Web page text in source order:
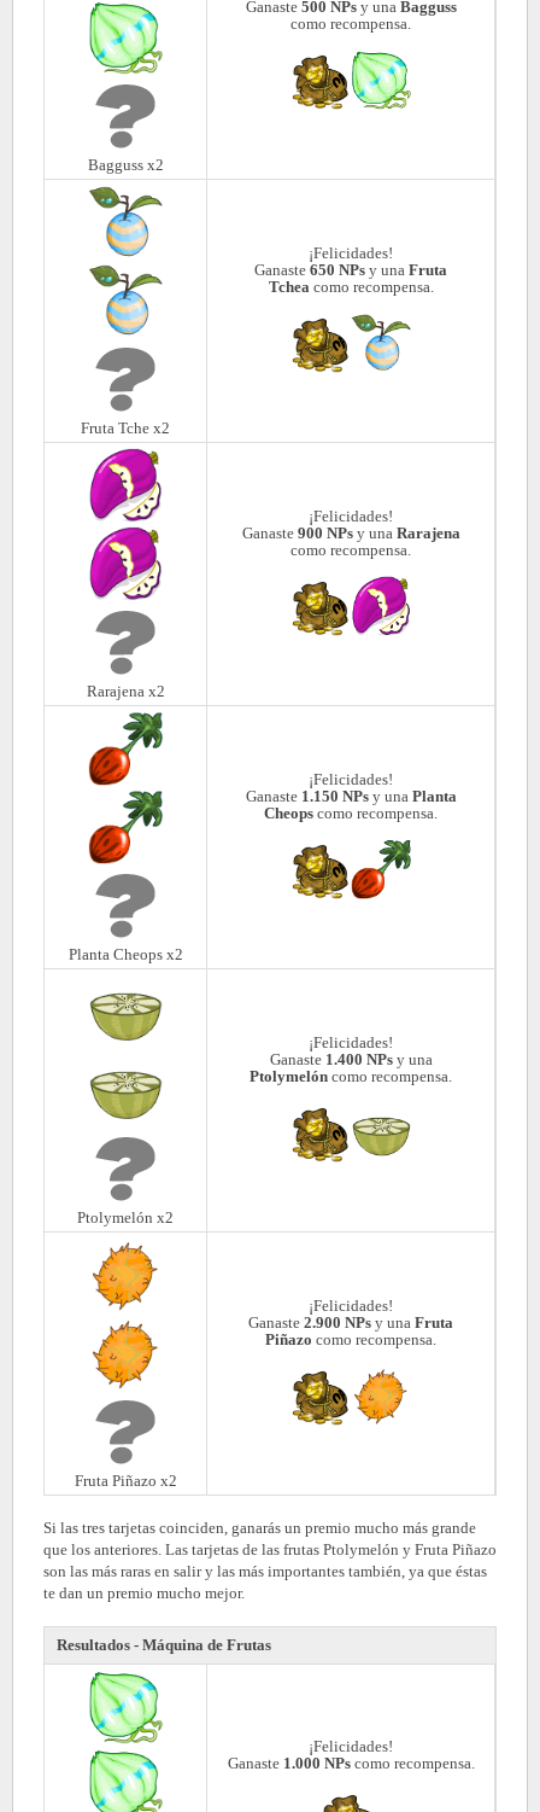
Bagguss x2
Ganaste 500 NPsy una Bagguss
como recompensa.
Fruta Tche x2
¡Felicidades!
Ganaste 650 NPs y una Fruta
Tchea como recompensa.
Rarajena x2
¡Felicidades!
Ganaste 900 NPsy una Rarajena
como recompensa.
Planta Cheops x2
¡Felicidades!
Ganaste 1.150 NPsy una Planta
Cheops como recompensa.
Ptolymelón x2
¡Felicidades!
Ganaste 1.400 NPsy una
Ptolymelón como recompensa.
Fruta Piñazo x2
¡Felicidades!
Ganaste 2.900 NPs y una Fruta
Piñazo como recompensa.
Si las tres tarjetas coinciden, ganarás un premio mucho más grande
que los anteriores. Las tarjetas de las frutas Ptolymelón y Fruta Piñazo
son las más raras en salir y las más importantes también, ya que éstas
te dan un premio mucho mejor.
Resultados - Máquina de Frutas
¡Felicidades!
Ganaste 1.000 NPscomo recompensa.